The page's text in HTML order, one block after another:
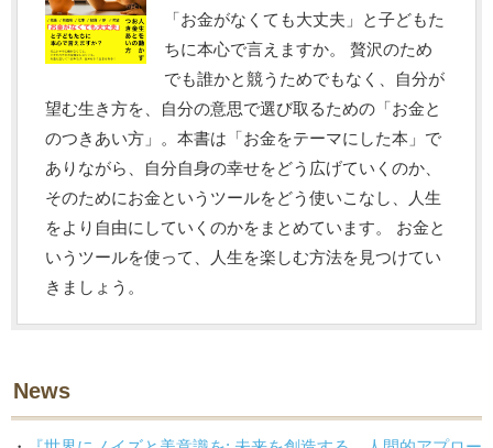
「お金がなくても大丈夫」と子どもた
ちに本心で言えますか。 贅沢のため
でも誰かと競うためでもなく、自分が
望む生き方を、自分の意思で選び取るための「お金と
のつきあい方」。本書は「お金をテーマにした本」で
ありながら、自分自身の幸せをどう広げていくのか、
そのためにお金というツールをどう使いこなし、人生
をより自由にしていくのかをまとめています。 お金と
いうツールを使って、人生を楽しむ方法を見つけてい
きましょう。
News